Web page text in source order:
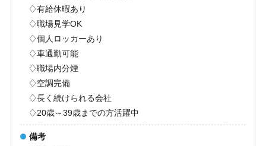
♢有給休暇あり
♢職場見学OK
♢個人ロッカーあり
♢車通勤可能
♢職場内分煙
♢空調完備
♢長く続けられる会社
♢20歳～39歳までの方活躍中
備考